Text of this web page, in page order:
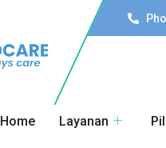
Home Layanan